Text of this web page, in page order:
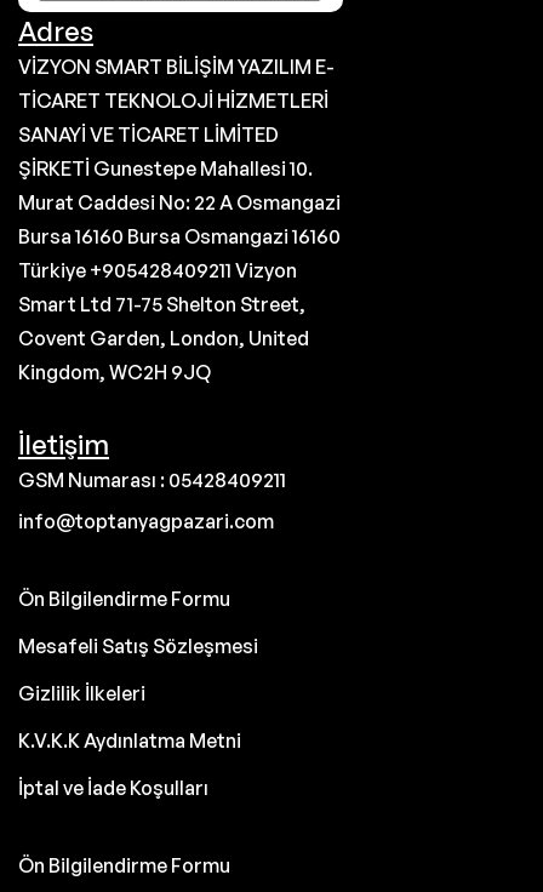
Adres
VİZYON SMART BİLİŞİM YAZILIM E-
TİCARET TEKNOLOJİ HİZMETLERİ
SANAYİ VE TİCARET LİMİTED
ŞİRKETİ Gunestepe Mahallesi 10.
Murat Caddesi No: 22 A Osmangazi
Bursa 16160 Bursa Osmangazi 16160
Türkiye +905428409211 Vizyon
Smart Ltd 71-75 Shelton Street,
Covent Garden, London, United
Kingdom, WC2H 9JQ
İletişim
GSM Numarası : 05428409211
info@toptanyagpazari.com
Ön Bilgilendirme Formu
Mesafeli Satış Sözleşmesi
Gizlilik İlkeleri
K.V.K.K Aydınlatma Metni
İptal ve İade Koşulları
Ön Bilgilendirme Formu